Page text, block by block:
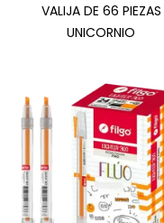
VALIJA DE 66 PIEZAS
UNICORNIO